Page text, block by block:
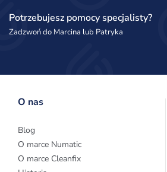
Potrzebujesz pomocy specjalisty?
Zadzwoń do Marcina lub Patryka
O nas
Blog
O marce Numatic
O marce Cleanfix